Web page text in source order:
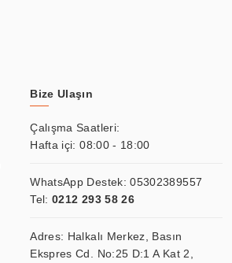
Bize Ulaşın
Çalışma Saatleri:
Hafta içi: 08:00 - 18:00
WhatsApp Destek:05302389557
Tel: 0212 293 58 26
Adres: Halkalı Merkez, Basın
Ekspres Cd. No:25 D:1 A Kat 2,